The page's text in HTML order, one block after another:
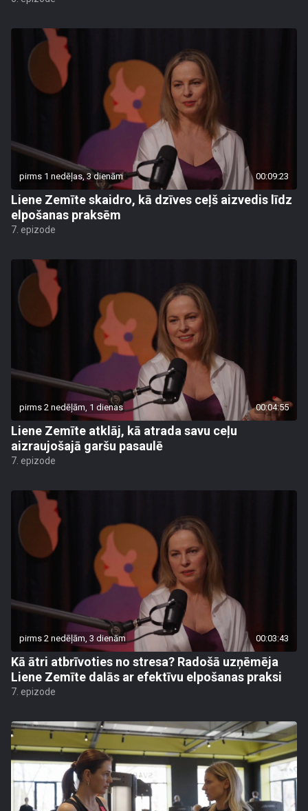
pirms 1 nedēļas, 3 dienām 00:09:23
Liene Zemīte skaidro, kā dzīves ceļš aizvedis līdz
elpošanas praksēm
7. epizode
pirms 2 nedēļām, 1 dienas 00:04:55
Liene Zemīte atklāj, kā atrada savu ceļu
aizraujošajā garšu pasaulē
7. epizode
pirms 2 nedēļām, 3 dienām 00:03:43
Kā ātri atbrīvoties no stresa? Radošā uzņēmēja
Liene Zemīte dalās ar efektīvu elpošanas praksi
7. epizode